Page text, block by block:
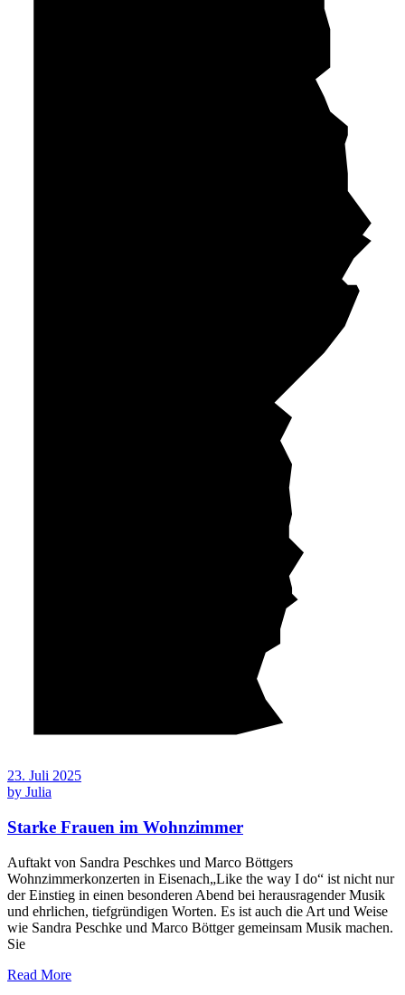
23. Juli 2025
by Julia
Starke Frauen im Wohnzimmer
Auftakt von Sandra Peschkes und Marco Böttgers
Wohnzimmerkonzerten in Eisenach„Like the way I do“ ist nicht nur
der Einstieg in einen besonderen Abend bei herausragender Musik
und ehrlichen, tiefgründigen Worten. Es ist auch die Art und Weise
wie Sandra Peschke und Marco Böttger gemeinsam Musik machen.
Sie
Read More